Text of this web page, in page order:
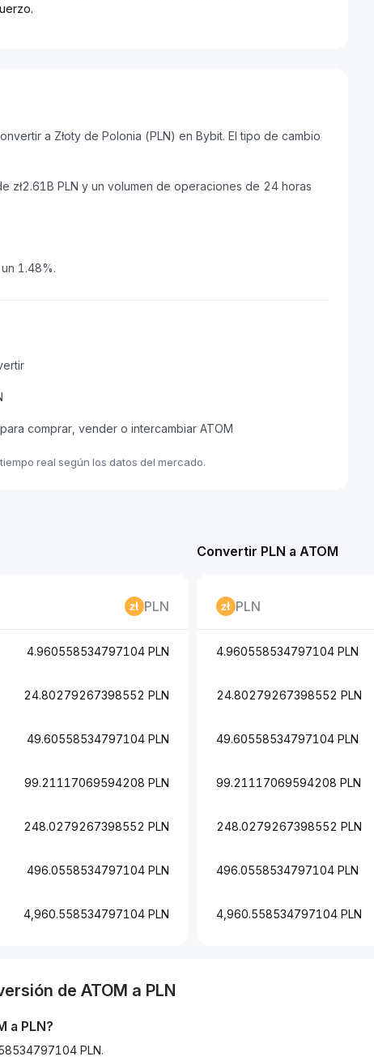
a Złoty de Polonia (PLN) en Bybit. El tipo de cambio
zł2.61B PLN y un volumen de operaciones de 24 horas
1.48%.
comprar, vender o intercambiar ATOM
real según los datos del mercado.
PLN
4.960558534797104 PLN
24.80279267398552 PLN
49.60558534797104 PLN
99.21117069594208 PLN
248.0279267398552 PLN
496.0558534797104 PLN
4,960.558534797104 PLN
Convertir PLN a ATOM
PLN
4.960558534797104 PLN
24.80279267398552 PLN
49.60558534797104 PLN
99.21117069594208 PLN
248.0279267398552 PLN
496.0558534797104 PLN
4,960.558534797104 PLN
de ATOM a PLN
a PLN?
PLN.